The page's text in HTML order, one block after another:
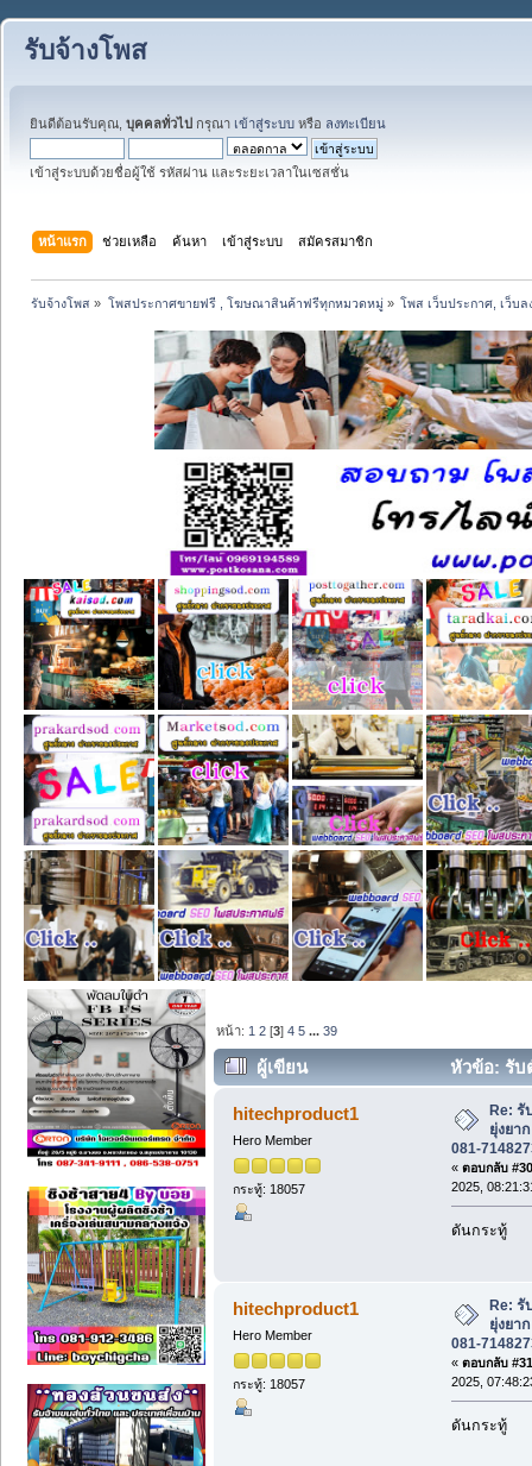
รับจ้างโพส
ยินดีต้อนรับคุณ, บุคคลทั่วไป กรุณา เข้าสู่ระบบ หรือ ลงทะเบียน
เข้าสู่ระบบด้วยชื่อผู้ใช้ รหัสผ่าน และระยะเวลาในเซสชั่น
หน้าแรก ช่วยเหลือ ค้นหา เข้าสู่ระบบ สมัครสมาชิก
รับจ้างโพส » โพสประกาศขายฟรี , โฆษณาสินค้าฟรีทุกหมวดหมู่» โพส เว็บประกาศ, เว็บ
หน้า: 1 2 [3]4 5 ...39
ผู้เขียน
หัวข้อ: รับ
081-7148273, 085-9072547 (อ่าน
hitechproduct1
Hero Member
กระทู้: 18057
Re: รั
ยุ่งยา
081-
« ตอบกลับ
2025,
ดันกระทู้
hitechproduct1
Hero Member
กระทู้: 18057
Re: รั
ยุ่งยา
081-
« ตอบกลับ
2025,
ดันกระทู้